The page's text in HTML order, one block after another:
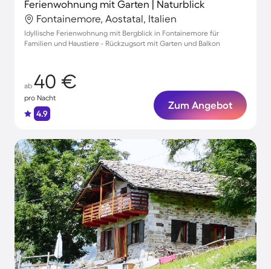
Ferienwohnung mit Garten | Naturblick
Fontainemore, Aostatal, Italien
Idyllische Ferienwohnung mit Bergblick in Fontainemore für
Familien und Haustiere - Rückzugsort mit Garten und Balkon
ab 40 €
pro Nacht
4.9
Zum Angebot